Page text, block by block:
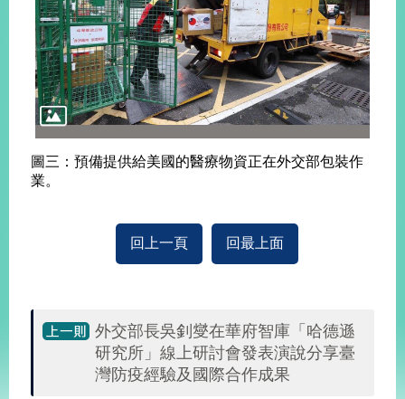
告
隱
私
權
保
護
資
訊
障
礙
說
圖三：預備提供給美國的醫療物資正在外交部包裝作
業。
回上一頁 回最上面
外交部長吳釗燮在華府智庫「哈德遜
研究所」線上研討會發表演說分享臺
灣防疫經驗及國際合作成果